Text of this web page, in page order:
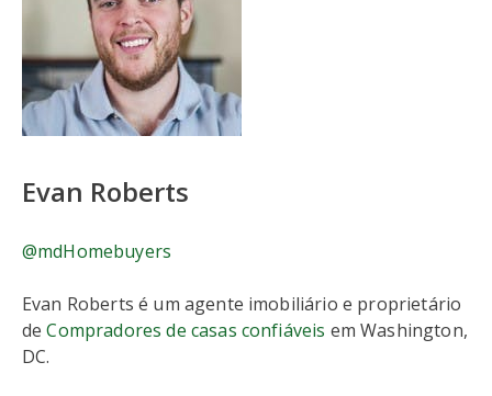
Evan Roberts
@mdHomebuyers
Evan Roberts é um agente imobiliário e proprietário
deCompradores de casas confiáveis em Washington,
DC.